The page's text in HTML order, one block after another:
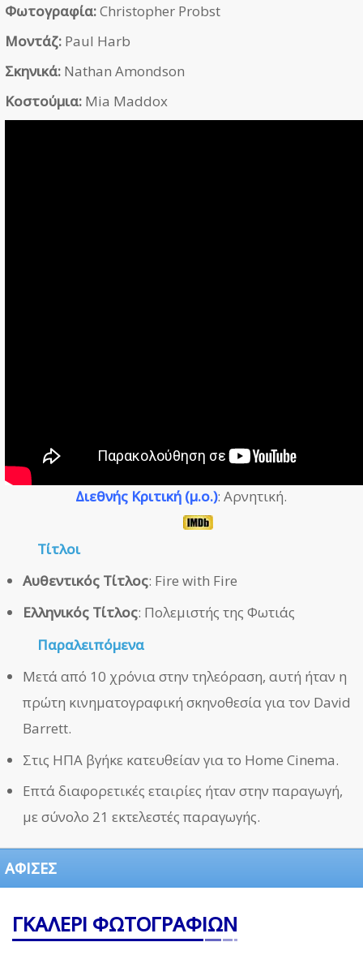
Φωτογραφία:Christopher Probst
Μοντάζ: Paul Harb
Σκηνικά: Nathan Amondson
Κοστούμια: Mia Maddox
Διεθνής Κριτική (μ.ο.): Αρνητική.
Τίτλοι
Αυθεντικός Τίτλος: Fire with Fire
Ελληνικός Τίτλος: Πολεμιστής της Φωτιάς
Παραλειπόμενα
Μετά από 10 χρόνια στην τηλεόραση, αυτή ήταν η
πρώτη κινηματογραφική σκηνοθεσία για τον David
Barrett.
Στις ΗΠΑ βγήκε κατευθείαν για το Home Cinema.
Επτά διαφορετικές εταιρίες ήταν στην παραγωγή,
με σύνολο 21 εκτελεστές παραγωγής.
ΑΦΙΣΕΣ
ΓΚΑΛΕΡΙ ΦΩΤΟΓΡΑΦΙΩΝ